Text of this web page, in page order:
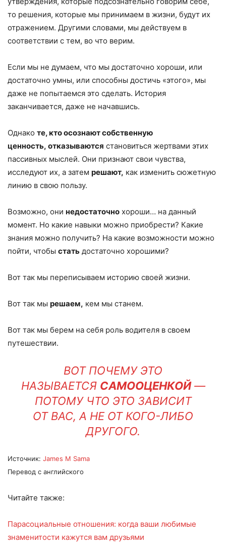
то решения, которые мы принимаем в жизни, будут их
отражением. Другими словами, мы действуем в
соответствии с тем, во что верим.
Если мы не думаем, что мы достаточно хороши, или
достаточно умны, или способны достичь «этого», мы
даже не попытаемся это сделать. История
заканчивается, даже не начавшись.
Однако те, кто осознают собственную
ценность, отказываются становиться жертвами этих
пассивных мыслей. Они признают свои чувства,
исследуют их, а затем решают, как изменить сюжетную
линию в свою пользу.
Возможно, они недостаточно хороши… на данный
момент. Но какие навыки можно приобрести? Какие
знания можно получить? На какие возможности можно
пойти, чтобы стать достаточно хорошими?
Вот так мы переписываем историю своей жизни.
Вот так мы решаем, кем мы станем.
Вот так мы берем на себя роль водителя в своем
путешествии.
ВОТ ПОЧЕМУ ЭТО
НАЗЫВАЕТСЯ САМООЦЕНКОЙ—
ПОТОМУ ЧТО ЭТО ЗАВИСИТ
ОТ ВАС, А НЕ ОТ КОГО-ЛИБО
ДРУГОГО.
Источник: James M Sama
Перевод с английского
Читайте также:
Парасоциальные отношения: когда ваши любимые
знаменитости кажутся вам друзьями